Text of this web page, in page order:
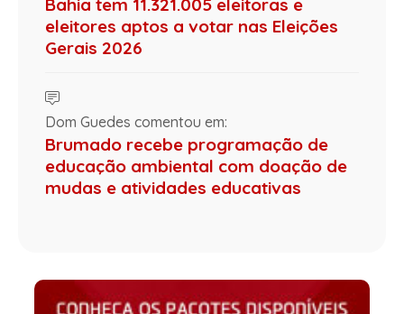
eleitores aptos a votar nas Eleições
Gerais 2026
Dom Guedes comentou em:
Brumado recebe programação de
educação ambiental com doação de
mudas e atividades educativas